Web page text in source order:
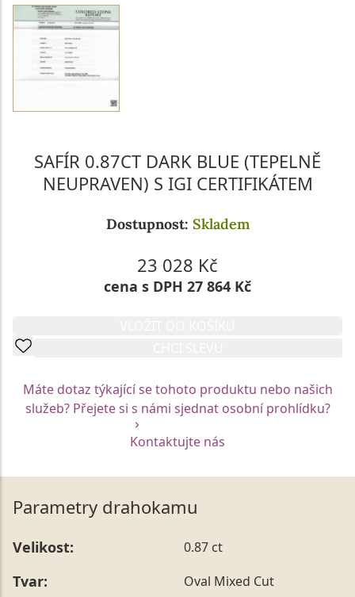
SAFÍR 0.87CT DARK BLUE (TEPELNĚ
NEUPRAVEN) S IGI CERTIFIKÁTEM
Dostupnost: Skladem
23 028 Kč
cena s DPH 27 864 Kč
Máte dotaz týkající se tohoto produktu nebo našich
služeb? Přejete si s námi sjednat osobní prohlídku?
Kontaktujte nás
Parametry drahokamu
Velikost: 0.87 ct
Tvar: Oval Mixed Cut